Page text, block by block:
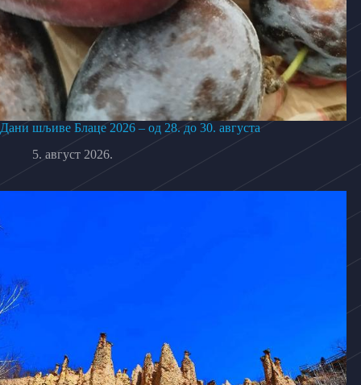
Дани шљиве Блаце 2026 – од 28. до 30. августа
5. август 2026.